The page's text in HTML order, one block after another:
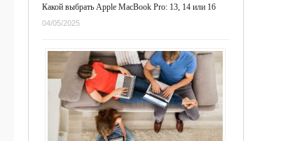
Какой выбрать Apple MacBook Pro: 13, 14 или 16
04/05/2025